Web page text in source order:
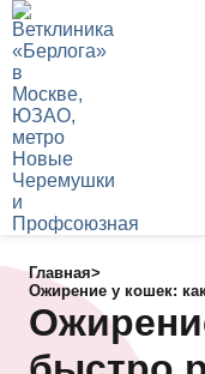
Главная>
Ожирение у кошек: